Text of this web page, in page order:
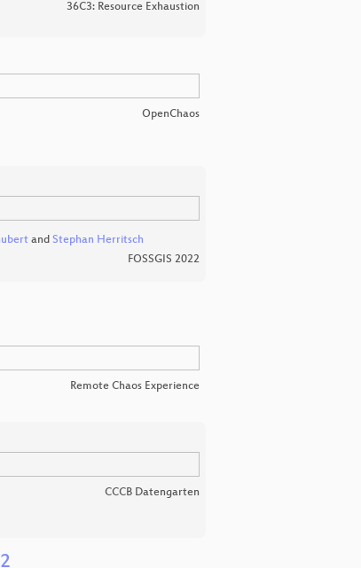
36C3: Resource Exhaustion
OpenChaos
and Stephan Herritsch
FOSSGIS 2022
Remote Chaos Experience
CCCB Datengarten